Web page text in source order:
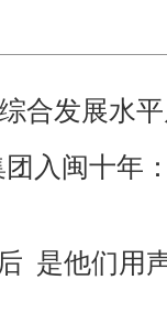
合发展水
入闽十年
是他们用